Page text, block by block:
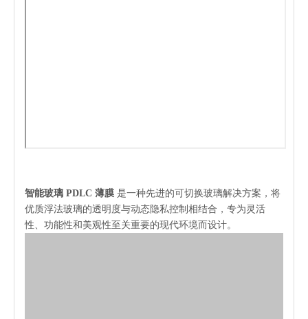
智能玻璃 PDLC 薄膜 是一种先进的可切换玻璃解决方案，将
优质浮法玻璃的透明度与动态隐私控制相结合，专为灵活
性、功能性和美观性至关重要的现代环境而设计。